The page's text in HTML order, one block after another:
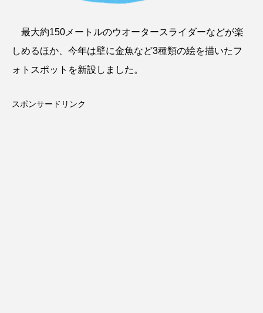
最大約150メートルのウオータースライダーなどが楽
しめるほか、今年は壁に金魚など3種類の絵を描いたフ
ォトスポットを新設しました。
スポンサードリンク